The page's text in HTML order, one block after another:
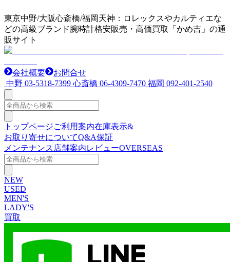
東京中野/大阪心斎橋/福岡天神：ロレックスやカルティエな
どの高級ブランド腕時計格安販売・高価買取「かめ吉」の通
販サイト
会社概要
お問合せ
中野 03-5318-7399 心斎橋 06-4309-7470 福岡 092-401-2540
トップページご利用案内在庫表示&
お取り寄せについてQ&A保証
メンテナンス 店舗案内レビューOVERSEAS
NEW
USED
MEN'S
LADY'S
買取